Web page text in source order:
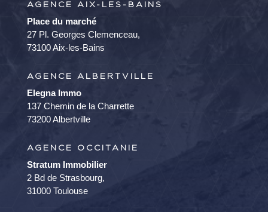
AGENCE AIX-LES-BAINS
Place du marché
27 Pl. Georges Clemenceau,
73100 Aix-les-Bains
AGENCE ALBERTVILLE
Elegna Immo
137 Chemin de la Charrette
73200 Albertville
AGENCE OCCITANIE
Stratum Immobilier
2 Bd de Strasbourg,
31000 Toulouse